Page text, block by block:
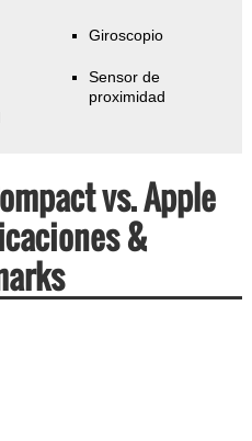
Giroscopio
Sensor de
proximidad
vs. Apple
&